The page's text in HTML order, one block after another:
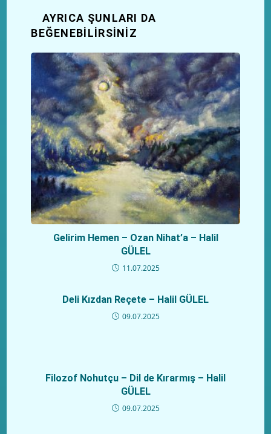
AYRICA ŞUNLARI DA
BEĞENEBILIRSINIZ
Gelirim Hemen – Ozan Nihat’a – Halil
GÜLEL
11.07.2025
Deli Kızdan Reçete – Halil GÜLEL
09.07.2025
Filozof Nohutçu – Dil de Kırarmış – Halil
GÜLEL
09.07.2025